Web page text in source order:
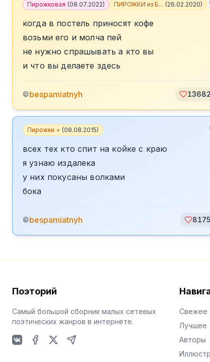
Пирожковая (08.07.2022) ПИРОЖКИ из Б... (26.02.2020)
когда в постель приносят кофе
возьми его и молча пей
не нужно спрашывать а кто вы
и что вы делаете здесь
©bespamiatnyh 13682
Пирожки + (08.08.2015)
всех тех кто спит на койке с краю
я узнаю издалека
у них покусаны волками
бока
©bespamiatnyh 8175
Поэторий
Самый большой сборник малых сетевых
поэтических жанров в интернете.
Свежее
Лучшее
Авторы